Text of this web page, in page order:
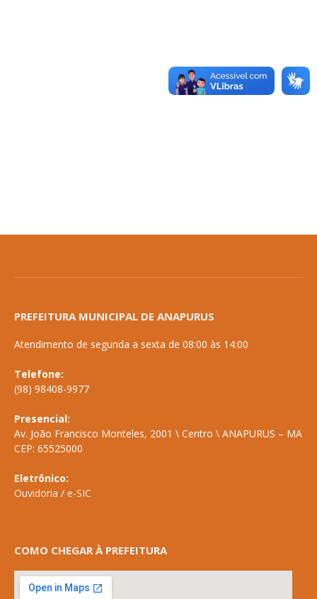
PREFEITURA MUNICIPAL DE ANAPURUS
Atendimento de segunda a sexta de 08:00 às 14:00
Telefone:
(98) 98408-9977
Presencial:
Av. João Francisco Monteles, 2001 \ Centro \ ANAPURUS – MA
CEP: 65525000
Eletrônico:
Ouvidoria / e-SIC
COMO CHEGAR À PREFEITURA